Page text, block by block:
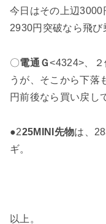
今日はその上辺3000
2930円突破なら飛び
〇電通Ｇ<4324>、
うが、そこから下落
円前後なら買い戻し
●225MINI先物は、
ギ。
以上。